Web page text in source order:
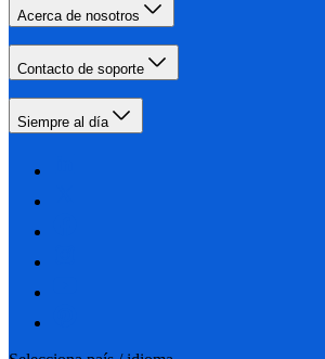
Acerca de nosotros
Contacto de soporte
Siempre al día